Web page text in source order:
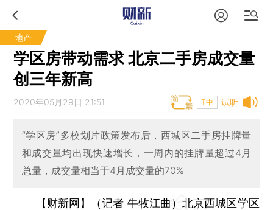
地产
学区房带动需求 北京二手房成交量
创三年新高
试听
2020年05月29日 21:51 T中
“学区房”多校划片政策发布后，西城区二手房挂牌量
和成交量均出现快速增长，一周内的挂牌量超过4月
总量，成交量相当于4月成交量的70%
【财新网】（记者 牛牧江曲）北京西城区学区